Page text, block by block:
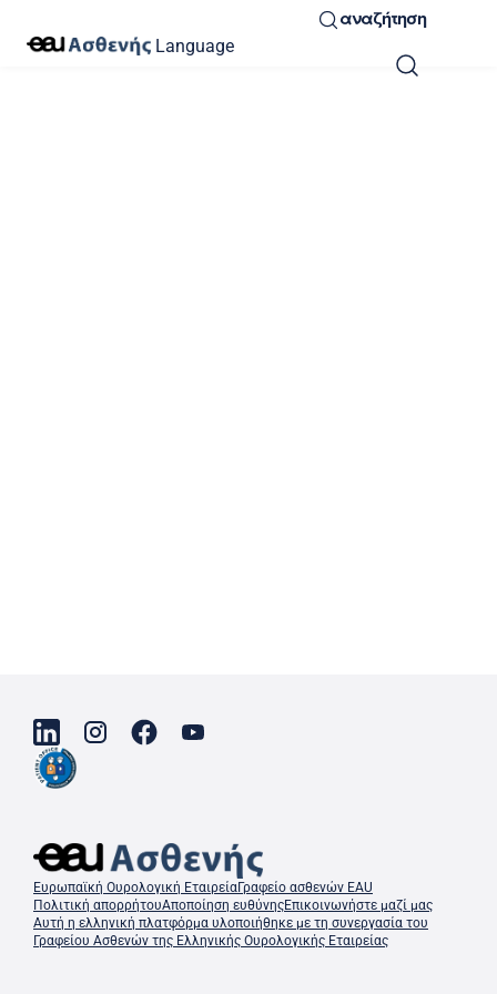
Language
αναζήτηση
Ευρωπαϊκή Ουρολογική ΕταιρείαΓραφείο ασθενών EAU
Πολιτική απορρήτουΑποποίηση ευθύνηςΕπικοινωνήστε μαζί μας
Αυτή η ελληνική πλατφόρμα υλοποιήθηκε με τη συνεργασία του
Γραφείου Ασθενών της Ελληνικής Ουρολογικής Εταιρείας